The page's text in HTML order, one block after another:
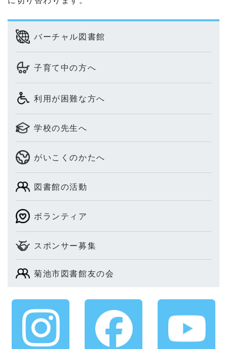
バーチャル図書館
子育て中の方へ
利用が困難な方へ
学校の先生へ
がいこくのかたへ
図書館の活動
ボランティア
スポンサー募集
菊池市図書館友の会